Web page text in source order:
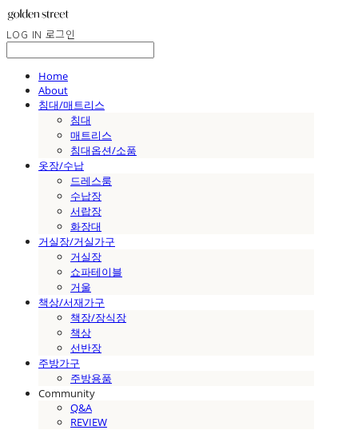
LOG IN 로그인
Home
About
침대/매트리스
침대
매트리스
침대옵션/소품
옷장/수납
드레스룸
수납장
서랍장
화장대
거실장/거실가구
거실장
쇼파테이블
거울
책상/서재가구
책장/장식장
책상
선반장
주방가구
주방용품
Community
Q&A
REVIEW